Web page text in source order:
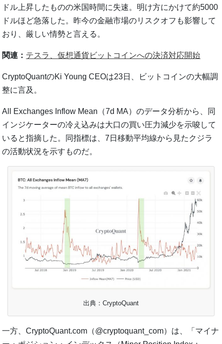
ドル上昇したものの米国時間に失速。明け方にかけて約5000
ドルほど急落した。昨今の金融市場のリスクオフも影響して
おり、厳しい情勢と言える。
関連： テスラ、仮想通貨ビットコインへの決済対応開始
CryptoQuantのKi Young CEOは23日、ビットコインの大幅調
整に言及。
All Exchanges Inflow Mean（7d MA）のデータ分析から、同
インジケーターの冷え込みは大口の買い圧力減少を示唆して
いると指摘した。同指標は、7日移動平均線から見たクジラ
の活動状況を示すものだ。
出典：CryptoQuant
一方、CryptoQuant.com（@cryptoquant_com）は、「マイナ